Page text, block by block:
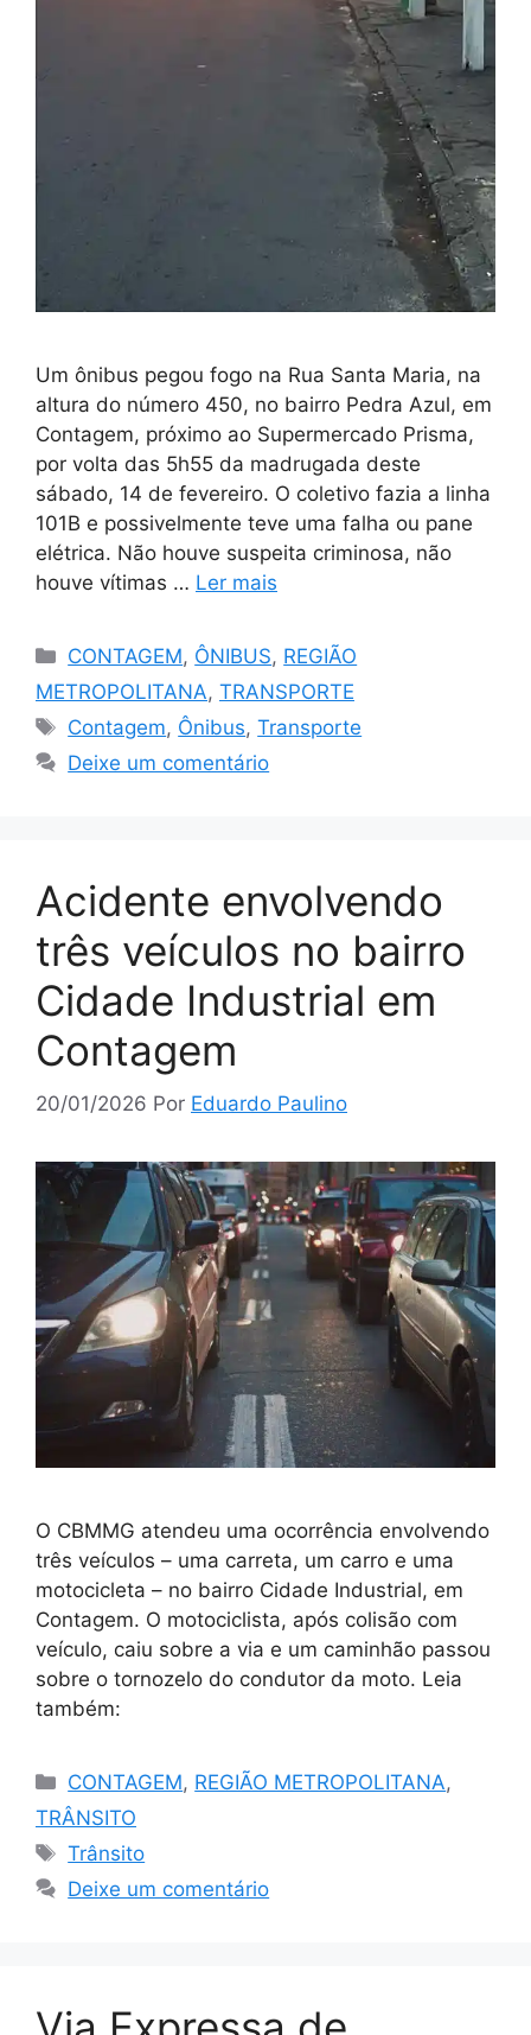
Um ônibus pegou fogo na Rua Santa Maria, na
altura do número 450, no bairro Pedra Azul, em
Contagem, próximo ao Supermercado Prisma,
por volta das 5h55 da madrugada deste
sábado, 14 de fevereiro. O coletivo fazia a linha
101B e possivelmente teve uma falha ou pane
elétrica. Não houve suspeita criminosa, não
houve vítimas … Ler mais
Categorias
CONTAGEM, ÔNIBUS, REGIÃO
METROPOLITANA, TRANSPORTE
Tags
Contagem, Ônibus,Transporte
Deixe um comentário
Acidente envolvendo
três veículos no bairro
Cidade Industrial em
Contagem
20/01/2026 Por Eduardo Paulino
O CBMMG atendeu uma ocorrência envolvendo
três veículos – uma carreta, um carro e uma
motocicleta – no bairro Cidade Industrial, em
Contagem. O motociclista, após colisão com
veículo, caiu sobre a via e um caminhão passou
sobre o tornozelo do condutor da moto. Leia
também:
Categorias
CONTAGEM, REGIÃO METROPOLITANA,
TRÂNSITO
Tags
Trânsito
Deixe um comentário